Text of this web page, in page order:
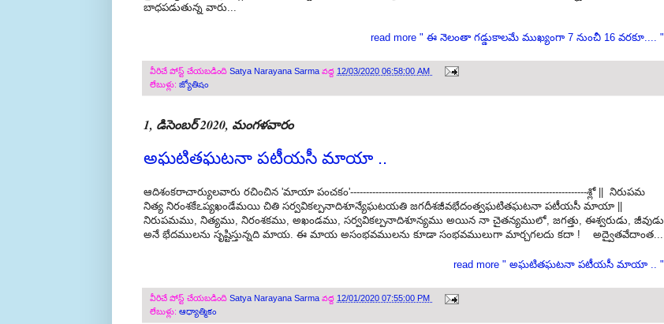
బాధపడుతున్న వారు...
read more " ఈ నెలంతా గడ్డుకాలమే ముఖ్యంగా 7 నుంచీ 16 వరకూ.... "
వీరిచే పోస్ట్ చేయబడింది Satya Narayana Sarma వద్ద 12/03/2020 06:58:00 AM
లేబుళ్లు: జ్యోతిషం
1, డిసెంబర్ 2020, మంగళవారం
అఘటితఘటనా పటీయసీ మాయా ..
ఆదిశంకరాచార్యులవారు రచించిన 'మాయా పంచకం'---------------------------------------------------------------------------శ్లో || నిరుపమ
నిత్య నిరంశకేఽప్యఖండేమయి చితి సర్వవికల్పనాదిశూన్యేఘటయతి జగదీశజీవభేదంత్వఘటితఘటనా పటీయసీ మాయా ||
నిరుపమము, నిత్యము, నిరంశకము, అఖండము, సర్వవికల్పనాదిశూన్యము అయిన నా చైతన్యములో, జగత్తు, ఈశ్వరుడు, జీవుడు
అనే భేదములను సృష్టిస్తున్నది మాయ. ఈ మాయ అసంభవములను కూడా సంభవములుగా మార్చగలదు కదా ! అద్వైతవేదాంత...
read more " అఘటితఘటనా పటీయసీ మాయా .. "
వీరిచే పోస్ట్ చేయబడింది Satya Narayana Sarma వద్ద 12/01/2020 07:55:00 PM
లేబుళ్లు: ఆధ్యాత్మికం